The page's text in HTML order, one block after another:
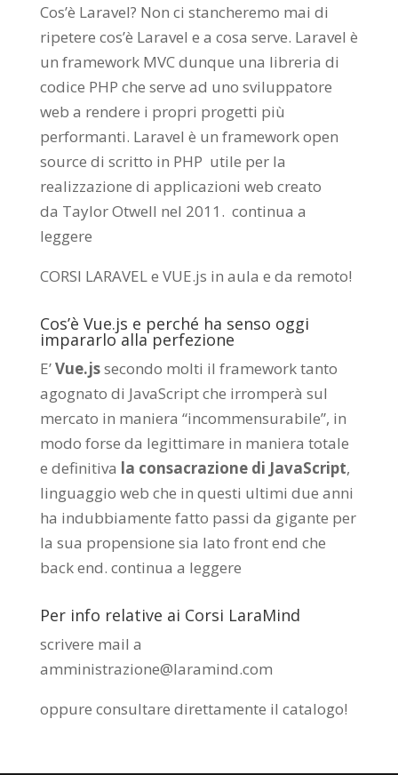
Cos’è Laravel? Non ci stancheremo mai di
ripetere cos’è Laravel e a cosa serve. Laravel è
un framework MVC dunque una libreria di
codice PHP che serve ad uno sviluppatore
web a rendere i propri progetti più
performanti. Laravel è un framework open
source di scritto in PHP utile per la
realizzazione di applicazioni web creato
da Taylor Otwell nel 2011. continua a
leggere
CORSI LARAVEL e VUE.js in aula e da remoto!
Cos’è Vue.js e perché ha senso oggi
impararlo alla perfezione
E’Vue.jssecondo molti il framework tanto
agognato di JavaScript che irromperà sul
mercato in maniera “incommensurabile”, in
modo forse da legittimare in maniera totale
e definitiva la consacrazione di JavaScript,
linguaggio web che in questi ultimi due anni
ha indubbiamente fatto passi da gigante per
la sua propensione sia lato front end che
back end. continua a leggere
Per info relative ai Corsi LaraMind
scrivere mail a
amministrazione@laramind.com
oppure consultare direttamente il catalogo!